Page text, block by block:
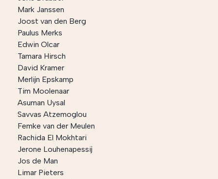
Mark Janssen
Joost van den Berg
Paulus Merks
Edwin Olcar
Tamara Hirsch
David Kramer
Merlijn Epskamp
Tim Moolenaar
Asuman Uysal
Savvas Atzemoglou
Femke van der Meulen
Rachida El Mokhtari
Jerone Louhenapessij
Jos de Man
Limar Pieters